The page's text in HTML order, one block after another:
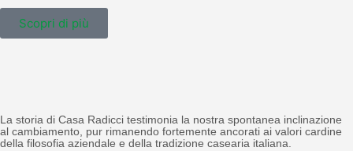
Scopri di più
La storia di Casa Radicci testimonia la nostra spontanea inclinazione
al cambiamento, pur rimanendo fortemente ancorati ai valori cardine
della filosofia aziendale e della tradizione casearia italiana.